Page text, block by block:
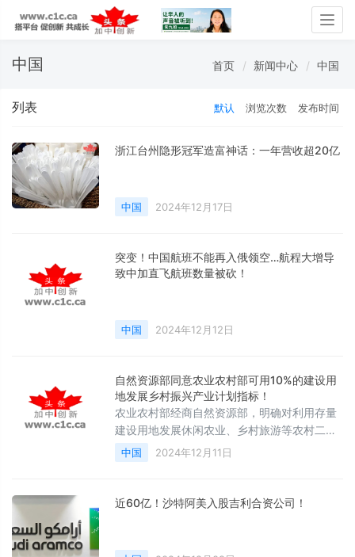
中国 首页 新闻中心 中国
列表 默认 浏览次数 发布时间
浙江台州隐形冠军造富神话：一年营收超20亿
中国 2024年12月17日
突变！中国航班不能再入俄领空…航程大增导
致中加直飞航班数量被砍！
中国 2024年12月12日
自然资源部同意农业农村部可用10%的建设用
地发展乡村振兴产业计划指标！
农业农村部经商自然资源部，明确对利用存量
建设用地发展休闲农业、乡村旅游等农村二三
产业的市、县，可给予新增建设用地计划指标
奖励。对使用荒山、荒坡、荒滩及石漠化、边
设用地计划指标。国家自然资源部同意农业农
中国 2024年12月11日
近60亿！沙特阿美入股吉利合资公司！